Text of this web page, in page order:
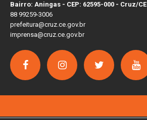
Bairro: Aningas - CEP: 62595-000 - Cruz/CE
88 99259-3006
prefeitura@cruz.ce.gov.br
imprensa@cruz.ce.gov.br